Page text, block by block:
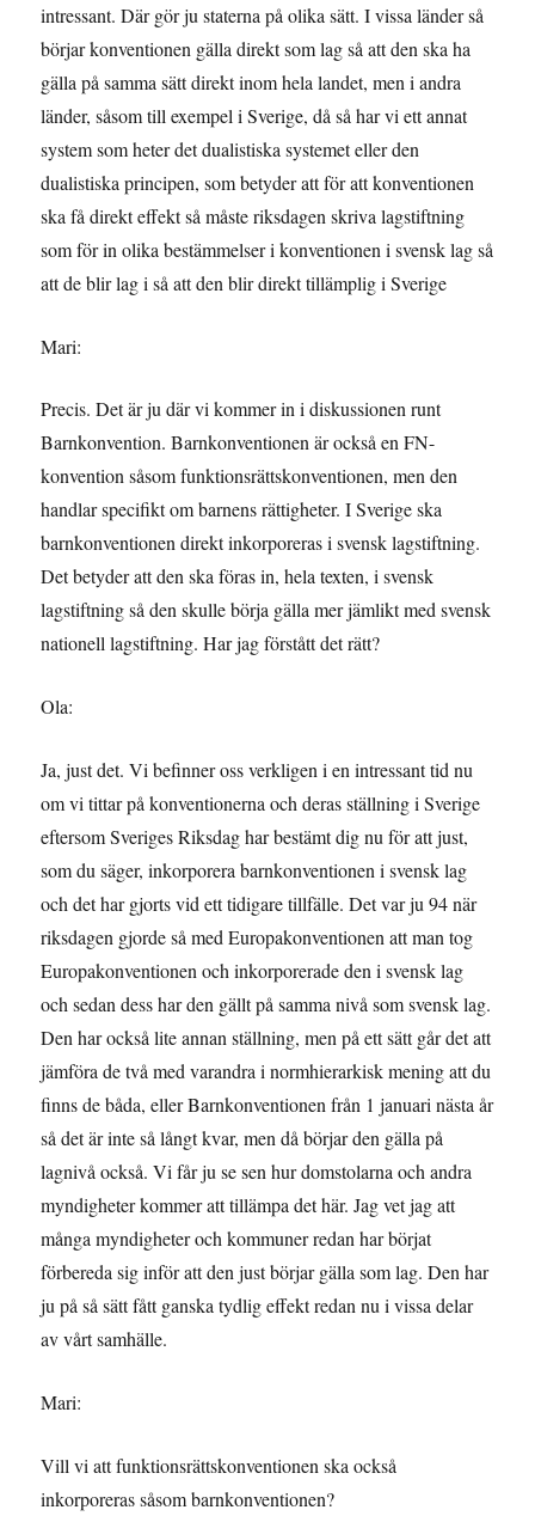
intressant. Där gör ju staterna på olika sätt. I vissa länder så
börjar konventionen gälla direkt som lag så att den ska ha
gälla på samma sätt direkt inom hela landet, men i andra
länder, såsom till exempel i Sverige, då så har vi ett annat
system som heter det dualistiska systemet eller den
dualistiska principen, som betyder att för att konventionen
ska få direkt effekt så måste riksdagen skriva lagstiftning
som för in olika bestämmelser i konventionen i svensk lag så
att de blir lag i så att den blir direkt tillämplig i Sverige
Mari:
Precis. Det är ju där vi kommer in i diskussionen runt
Barnkonvention. Barnkonventionen är också en FN-
konvention såsom funktionsrättskonventionen, men den
handlar specifikt om barnens rättigheter. I Sverige ska
barnkonventionen direkt inkorporeras i svensk lagstiftning.
Det betyder att den ska föras in, hela texten, i svensk
lagstiftning så den skulle börja gälla mer jämlikt med svensk
nationell lagstiftning. Har jag förstått det rätt?
Ola:
Ja, just det. Vi befinner oss verkligen i en intressant tid nu
om vi tittar på konventionerna och deras ställning i Sverige
eftersom Sveriges Riksdag har bestämt dig nu för att just,
som du säger, inkorporera barnkonventionen i svensk lag
och det har gjorts vid ett tidigare tillfälle. Det var ju 94 när
riksdagen gjorde så med Europakonventionen att man tog
Europakonventionen och inkorporerade den i svensk lag
och sedan dess har den gällt på samma nivå som svensk lag.
Den har också lite annan ställning, men på ett sätt går det att
jämföra de två med varandra i normhierarkisk mening att du
finns de båda, eller Barnkonventionen från 1 januari nästa år
så det är inte så långt kvar, men då börjar den gälla på
lagnivå också. Vi får ju se sen hur domstolarna och andra
myndigheter kommer att tillämpa det här. Jag vet jag att
många myndigheter och kommuner redan har börjat
förbereda sig inför att den just börjar gälla som lag. Den har
ju på så sätt fått ganska tydlig effekt redan nu i vissa delar
av vårt samhälle.
Mari:
Vill vi att funktionsrättskonventionen ska också
inkorporeras såsom barnkonventionen?